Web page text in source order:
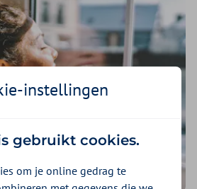
instellingen
gebruikt cookies.
om je online gedrag te